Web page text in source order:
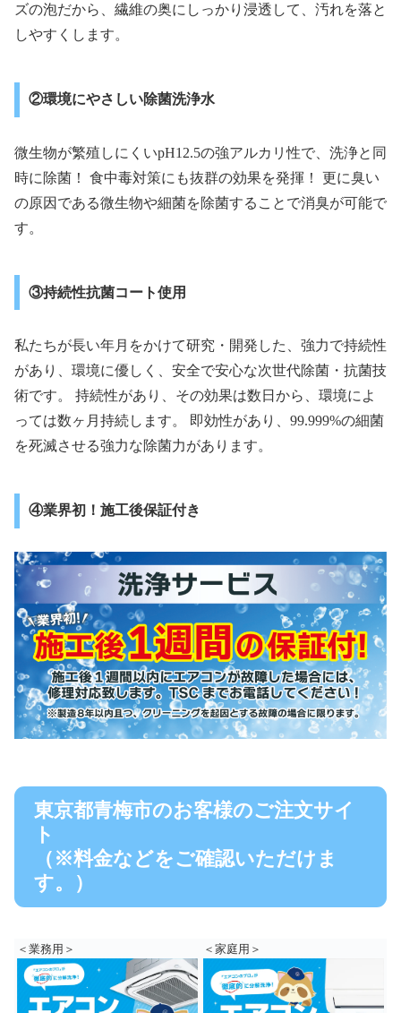
ズの泡だから、繊維の奥にしっかり浸透して、汚れを落と
しやすくします。
②環境にやさしい除菌洗浄水
微生物が繁殖しにくいpH12.5の強アルカリ性で、洗浄と同
時に除菌！ 食中毒対策にも抜群の効果を発揮！ 更に臭い
の原因である微生物や細菌を除菌することで消臭が可能で
す。
③持続性抗菌コート使用
私たちが長い年月をかけて研究・開発した、強力で持続性
があり、環境に優しく、安全で安心な次世代除菌・抗菌技
術です。 持続性があり、その効果は数日から、環境によ
っては数ヶ月持続します。 即効性があり、99.999%の細菌
を死滅させる強力な除菌力があります。
④業界初！施工後保証付き
東京都青梅市のお客様のご注文サイ
ト
（※料金などをご確認いただけま
す。）
＜業務用＞ ＜家庭用＞